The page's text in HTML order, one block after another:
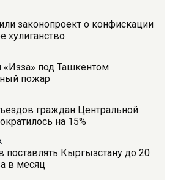
законопроект о конфискации
хулиганство
под Ташкентом
пожар
граждан Центральной
на 15%
поставлять Кыргызстану до 20
в месяц